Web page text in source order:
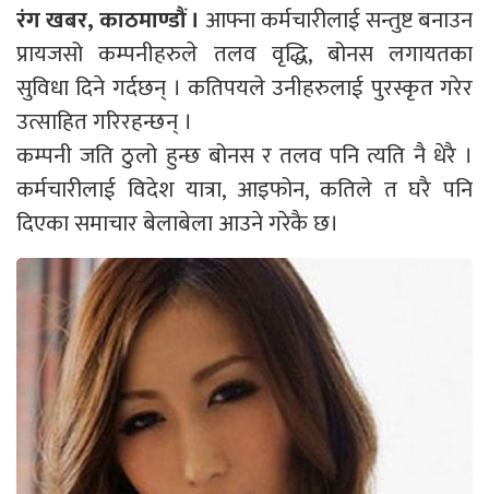
रंग खबर, काठमाण्डौं । आफ्ना कर्मचारीलाई सन्तुष्ट बनाउन
प्रायजसो कम्पनीहरुले तलव वृद्धि, बोनस लगायतका
सुविधा दिने गर्दछन् । कतिपयले उनीहरुलाई पुरस्कृत गरेर
उत्साहित गरिरहन्छन् ।
कम्पनी जति ठुलो हुन्छ बोनस र तलव पनि त्यति नै धेरै ।
कर्मचारीलाई विदेश यात्रा, आइफोन, कतिले त घरै पनि
दिएका समाचार बेलाबेला आउने गरेकै छ।